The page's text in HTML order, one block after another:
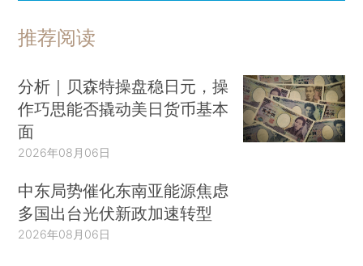
推荐阅读
分析｜贝森特操盘稳日元，操
作巧思能否撬动美日货币基本
面
2026年08月06日
中东局势催化东南亚能源焦虑
多国出台光伏新政加速转型
2026年08月06日